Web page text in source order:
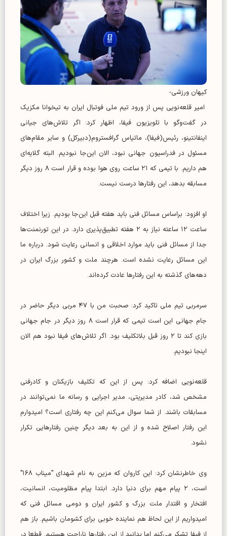
کیهان ورزشی-
امیر قلعه‌نویی پس از ورود تیم ملی فوتبال ایران به تیخوانا مکزیک
در گفت‌وگو با تلویزیون فیفا، اظهار کرد: اگر تلاش‌های جیانی
اینفانتینو، رئیس(فیفا)، ماتیاس گرافستروم(دبیرکل) و سایر مقام‌های
مسئول در فدراسیون جهانی نبود، الان این‌جا نبودیم. البته گلایه‌ای
هم داریم. با تیمی که ۲۱ ساعت روی هوا بوده و قرار است ۸ روز دیگر
مسابقه بدهد، این رفتارها درست نیست.
او افزود: براساس مسائل فنی باید هفته قبل این‌جا بودیم. زیرا اختلاف
ساعت ۱۲ ساعته نیاز به ۲ هفته تطبیق‌پذیری دارد. در این تورنمنت‌ها
جدا از مسائل فنی باید موارد اخلاقی و انسانی رعایت شود. درباره ما
این مسائل رعایت نشده است. هرچند ملت و کشور بزرگ ایران در
دهه‌های گذشته به این رفتارها عادت کرده‌اند.
سرمربی تیم ملی تاکید کرد: صحبت من با ۴۷ مربی دیگر حاضر در
جام جهانی این است تیمی که قرار است ۸ روز دیگر در جام جهانی
بازی کند تا ۲ روز قبل بلاتکلیف بود. اگر تلاش‌های فیفا نبود هم الان
اینجا نبودیم.
قلعه‌نویی اضافه کرد: پس از این که تکلیف بازیکنان و کادرفنی
مشخص شد، کادر مدیریتی، مدیر اجرایی و رسانه ما نمی‌توانند در
مسابقات باشند. از شما سوال می‌کنم این چه رفتاری است؟ امیدوارم
این رفتار اصلاح شده و از این به بعد دیگر چنین رفتارهایی تکرار
نشود.
وی خاطرنشان کرد: این کاروان که مزین به نام شهدای "میناب ۱۶۸"
است، ۲ پیام مهم برای دنیا دارد. ابتدا پیام مظلومیت، انسانیت،
افتخار و اقتدار ملت بزرگ و کشور ایران و دومی مسائل فنی که
امیدواریم از این لحاظ هم نماینده خوبی برای کشومان باشیم. باز هم